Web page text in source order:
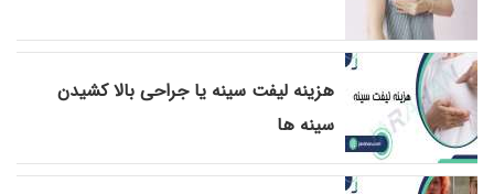
هزینه لیفت سینه یا جراحی بالا کشیدن
سینه ها